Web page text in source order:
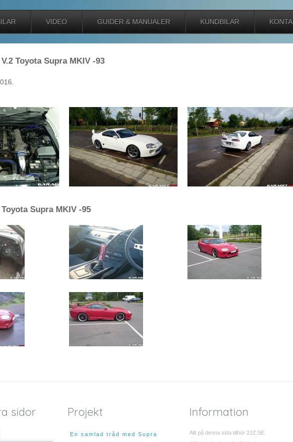
VIDEO GUIDER & MANUALER KUNDBILAR
Toyota Supra MKIV -93
Supra MKIV -95
sidor Projekt
En samlad tråd med Supra
Information
Allt på denna sida tillhör 2JZ.SE.